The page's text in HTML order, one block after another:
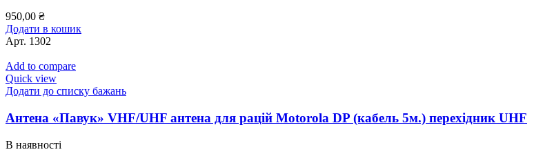
950,00 ₴
Додати в кошик
Арт. 1302
Add to compare
Quick view
Додати до списку бажань
Антена «Павук» VHF/UHF антена для рацій Motorola DP (кабель 5м.) перехідник UHF
В наявності